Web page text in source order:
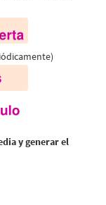
y generar el